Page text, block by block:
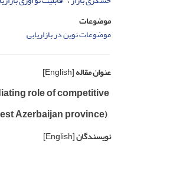
موضوعات
موضوعات نوین در بازاریابی
عنوان مقاله[English]
role of competitive
Azerbaijan province)
نویسندگان[English]